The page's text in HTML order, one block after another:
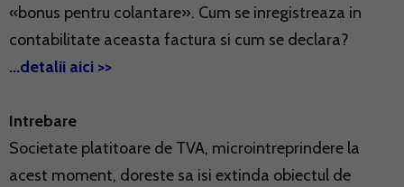
«bonus pentru colantare». Cum se inregistreaza in
contabilitate aceasta factura si cum se declara?
...detalii aici >>
Intrebare
Societate platitoare de TVA, microintreprindere la
acest moment, doreste sa isi extinda obiectul de